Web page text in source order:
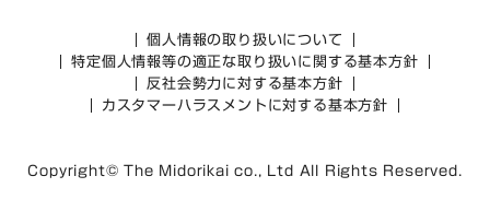
個人情報の取り扱いについて
特定個人情報等の適正な取り扱いに関する基本方針
反社会勢力に対する基本方針
カスタマーハラスメントに対する基本方針
Copyright© The Midorikai co., Ltd All Rights Reserved.